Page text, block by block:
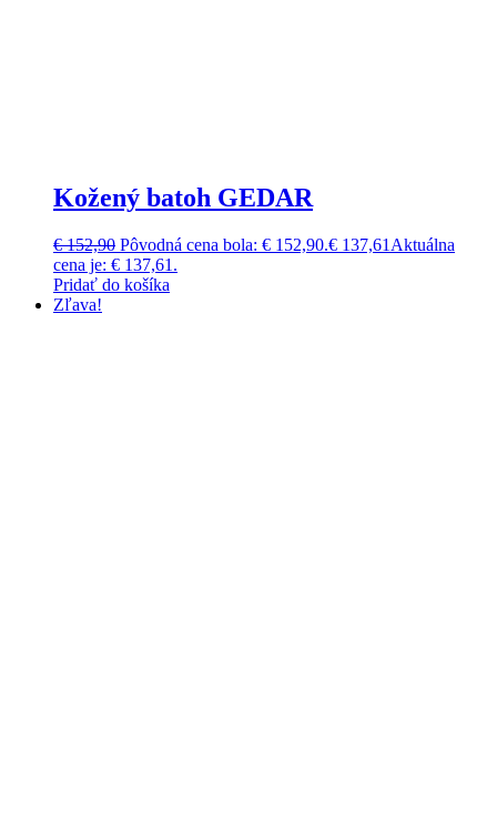
Kožený batoh GEDAR
€152,90 Pôvodná cena bola: € 152,90.€ 137,61 Aktuálna
cena je: € 137,61.
Pridať do košíka
Zľava!